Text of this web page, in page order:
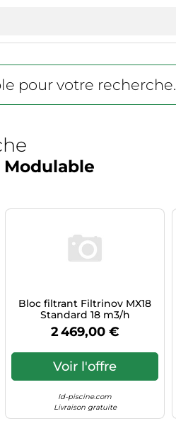
pour votre recherche.
Bloc filtrant Filtrinov MX18
Standard 18 m3/h
2 469,00 €
Voir l'offre
Id-piscine.com
Livraison gratuite